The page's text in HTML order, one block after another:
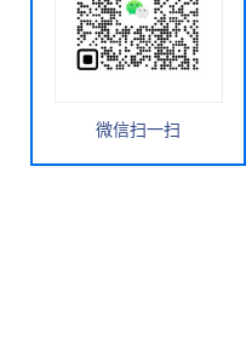
微信扫一扫